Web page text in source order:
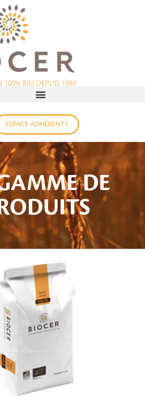
ESPACE ADHÉRENTS
DE